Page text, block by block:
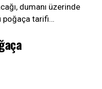
dumanı üzerinde
poğaça tarifi…